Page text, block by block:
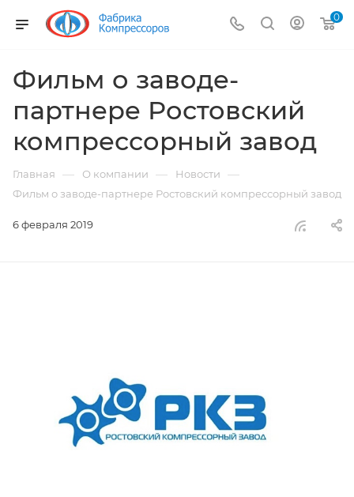
0
Фильм о заводе-
партнере Ростовский
компрессорный завод
Главная — О компании — Новости —
Фильм о заводе-партнере Ростовский компрессорный завод
6 февраля 2019